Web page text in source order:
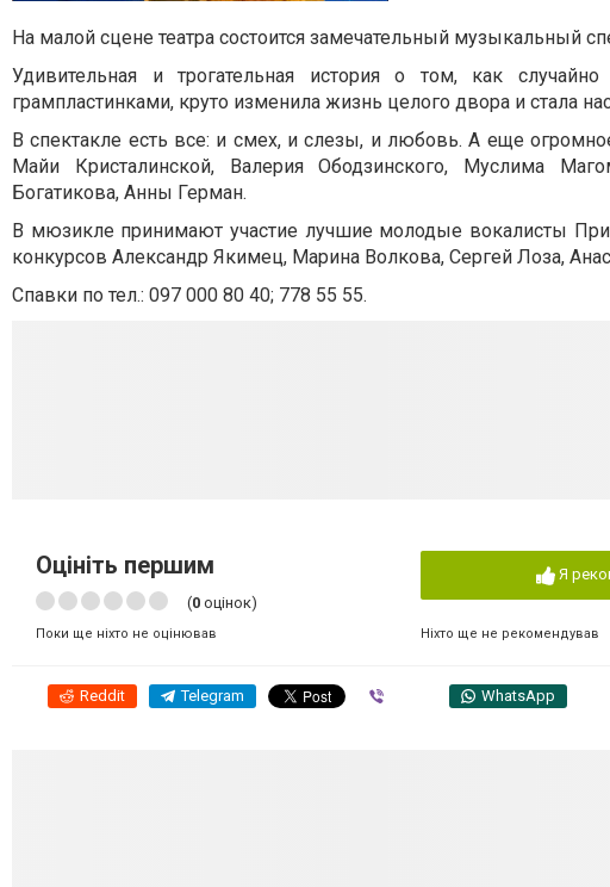
На малой сцене театра состоится замечательный музыкальный
Удивительная и трогательная история о том, как
грампластинками, круто изменила жизнь целого двора и стала
В спектакле есть все: и смех, и слезы, и любовь. А еще
Майи Кристалинской, Валерия Ободзинского, Муслима
Богатикова, Анны Герман.
В мюзикле принимают участие лучшие молодые вокалисты
конкурсов Александр Якимец, Марина Волкова, Сергей Лоза,
Спавки по тел.: 097 000 80 40; 778 55 55.
Оцініть першим
(0 оцінок)
Поки ще ніхто не оцінював
Я
Ніхто ще не рекомендував
Reddit Telegram WhatsApp